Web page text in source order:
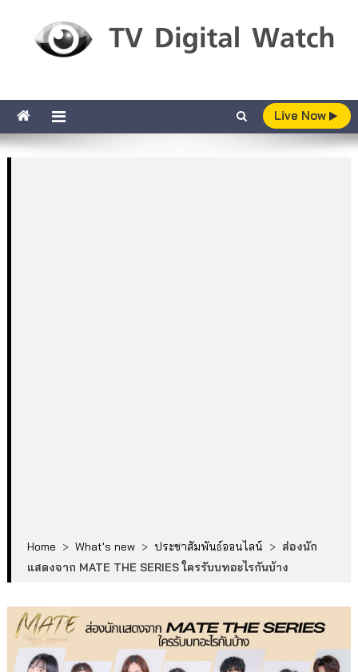
Live Now
Home > What's new > ประชาสัมพันธ์ออนไลน์ > ส่องนัก
แสดงจาก MATE THE SERIES ใครรับบทอะไรกันบ้าง